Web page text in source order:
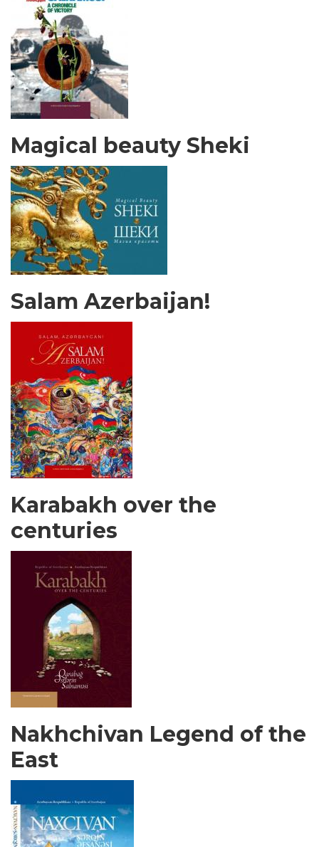
Magical beauty Sheki
Salam Azerbaijan!
Karabakh over the
centuries
Nakhchivan Legend of the
East